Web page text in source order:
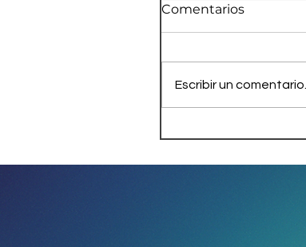
de televisión
Comentarios
Escribir un comentario...